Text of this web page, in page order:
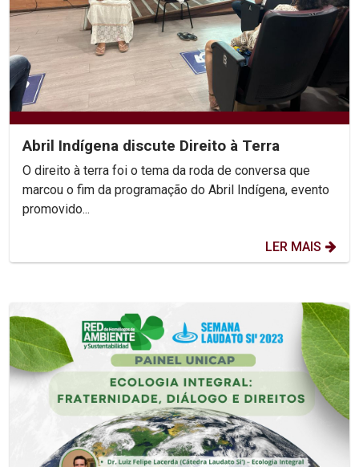
Abril Indígena discute Direito à Terra
O direito à terra foi o tema da roda de conversa que
marcou o fim da programação do Abril Indígena, evento
promovido...
LER MAIS